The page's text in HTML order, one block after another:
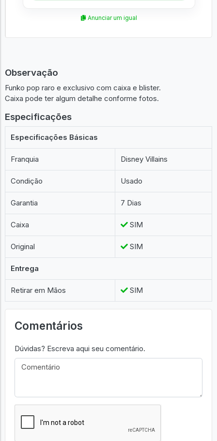
Anunciar um igual
Observação
Funko pop raro e exclusivo com caixa e blister.
Caixa pode ter algum detalhe conforme fotos.
Especificações
Especificações Básicas
Franquia Disney Villains
Condição Usado
Garantia 7 Dias
Caixa SIM
Original SIM
Entrega
Retirar em Mãos SIM
Comentários
Dúvidas? Escreva aqui seu comentário.